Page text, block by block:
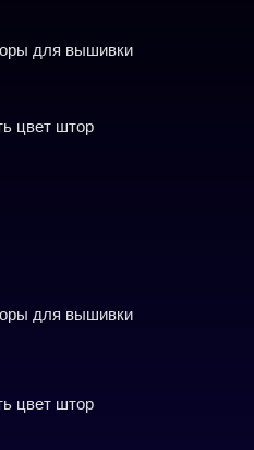
для вышивки
цвет штор
для вышивки
цвет штор